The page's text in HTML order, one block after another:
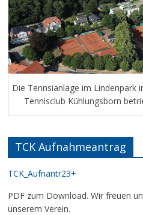
Die Tennsianlage im Lindenpark
Tennisclub Kühlungsborn
TCK Aufnahmeantrag
TCK_Aufnantr23+
PDF zum Download. Wir freuen
unserem Verein.